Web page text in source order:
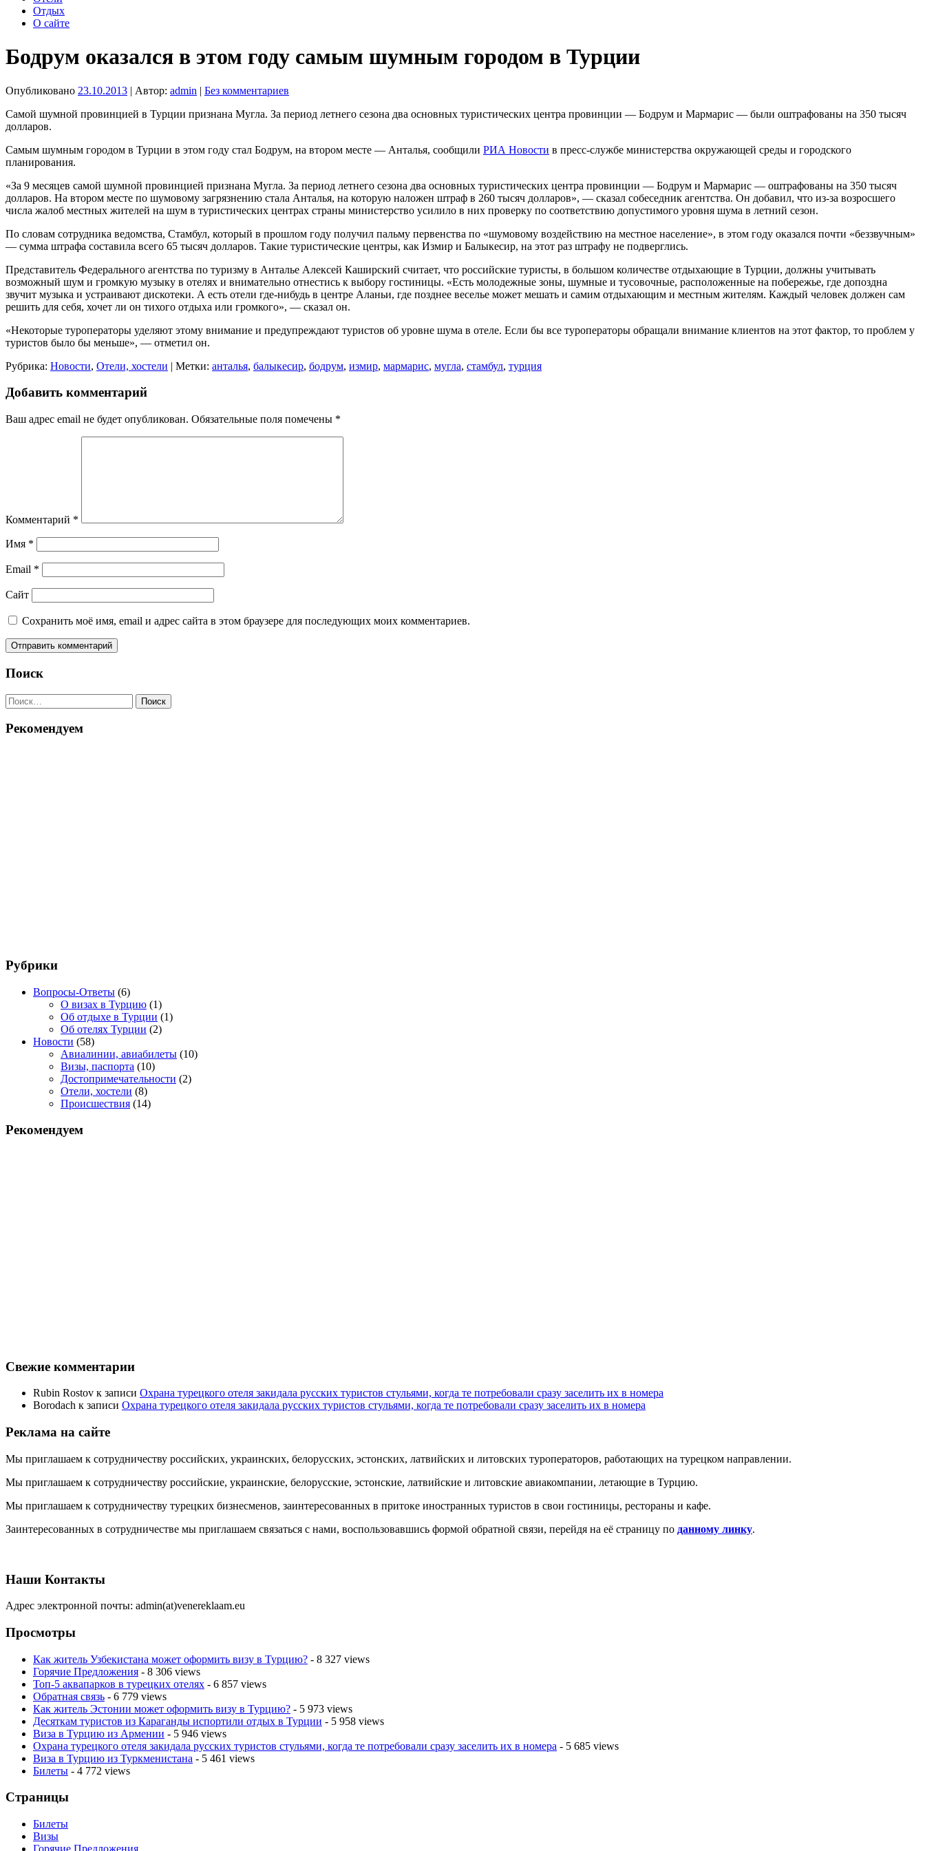
Отдых
О сайте
Бодрум оказался в этом году самым шумным городом в Турции
Опубликовано 23.10.2013 | Автор: admin | Без комментариев
Самой шумной провинцией в Турции признана Мугла. За период летнего сезона два основных туристических центра провинции — Бодрум и Мармарис — были оштрафованы на 350 тысяч
долларов.
Самым шумным городом в Турции в этом году стал Бодрум, на втором месте — Анталья, сообщили РИА Новости в пресс-службе министерства окружающей среды и городского
планирования.
«За 9 месяцев самой шумной провинцией признана Мугла. За период летнего сезона два основных туристических центра провинции — Бодрум и Мармарис — оштрафованы на 350 тысяч
долларов. На втором месте по шумовому загрязнению стала Анталья, на которую наложен штраф в 260 тысяч долларов», — сказал собеседник агентства. Он добавил, что из-за возросшего
числа жалоб местных жителей на шум в туристических центрах страны министерство усилило в них проверку по соответствию допустимого уровня шума в летний сезон.
По словам сотрудника ведомства, Стамбул, который в прошлом году получил пальму первенства по «шумовому воздействию на местное население», в этом году оказался почти «беззвучным»
— сумма штрафа составила всего 65 тысяч долларов. Такие туристические центры, как Измир и Балыкесир, на этот раз штрафу не подверглись.
Представитель Федерального агентства по туризму в Анталье Алексей Каширский считает, что российские туристы, в большом количестве отдыхающие в Турции, должны учитывать
возможный шум и громкую музыку в отелях и внимательно отнестись к выбору гостиницы. «Есть молодежные зоны, шумные и тусовочные, расположенные на побережье, где допоздна
звучит музыка и устраивают дискотеки. А есть отели где-нибудь в центре Аланьи, где позднее веселье может мешать и самим отдыхающим и местным жителям. Каждый человек должен сам
решить для себя, хочет ли он тихого отдыха или громкого», — сказал он.
«Некоторые туроператоры уделяют этому внимание и предупреждают туристов об уровне шума в отеле. Если бы все туроператоры обращали внимание клиентов на этот фактор, то проблем у
туристов было бы меньше», — отметил он.
Рубрика: Новости, Отели, хостели | Метки: анталья, балыкесир, бодрум, измир, мармарис, мугла, стамбул, турция
Добавить комментарий
Ваш адрес email не будет опубликован. Обязательные поля помечены *
Комментарий *
Имя *
Email *
Сайт
Сохранить моё имя, email и адрес сайта в этом браузере для последующих моих комментариев.
Поиск
Найти:
Рекомендуем
Рубрики
Вопросы-Ответы (6)
О визах в Турцию (1)
Об отдыхе в Турции (1)
Об отелях Турции (2)
Новости (58)
Авиалинии, авиабилеты (10)
Визы, паспорта (10)
Достопримечательности (2)
Отели, хостели (8)
Происшествия (14)
Рекомендуем
Свежие комментарии
Rubin Rostov к записи Охрана турецкого отеля закидала русских туристов стульями, когда те потребовали сразу заселить их в номера
Borodach к записи Охрана турецкого отеля закидала русских туристов стульями, когда те потребовали сразу заселить их в номера
Реклама на сайте
Мы приглашаем к сотрудничеству российских, украинских, белорусских, эстонских, латвийских и литовских туроператоров, работающих на турецком направлении.
Мы приглашаем к сотрудничеству российские, украинские, белорусские, эстонские, латвийские и литовские авиакомпании, летающие в Турцию.
Мы приглашаем к сотрудничеству турецких бизнесменов, заинтересованных в притоке иностранных туристов в свои гостиницы, рестораны и кафе.
Заинтересованных в сотрудничестве мы приглашаем связаться с нами, воспользовавшись формой обратной связи, перейдя на её страницу по данному линку.
Наши Контакты
Адрес электронной почты: admin(at)venereklaam.eu
Просмотры
Как житель Узбекистана может оформить визу в Турцию? - 8 327 views
Горячие Предложения - 8 306 views
Топ-5 аквапарков в турецких отелях - 6 857 views
Обратная связь - 6 779 views
Как житель Эстонии может оформить визу в Турцию? - 5 973 views
Десяткам туристов из Караганды испортили отдых в Турции - 5 958 views
Виза в Турцию из Армении - 5 946 views
Охрана турецкого отеля закидала русских туристов стульями, когда те потребовали сразу заселить их в номера - 5 685 views
Виза в Турцию из Туркменистана - 5 461 views
Билеты - 4 772 views
Страницы
Билеты
Визы